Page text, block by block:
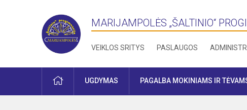
MARIJAMPOLĖS „ŠALTINIO“
VEIKLOS SRITYS PASLAUGOS
PRADŽIAUGDYMAS PAGALBA MOKINIAMS IR